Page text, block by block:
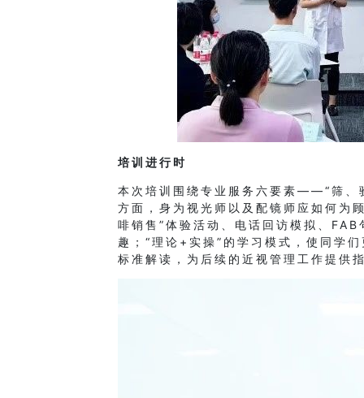
培训进行时
本次培训围绕专业服务六要素——“筛、
方面，身为视光师以及配镜师应如何为
啡销售”体验活动、电话回访模拟、
趣；“理论+实操”的学习模式，使同学
标准解读，为后续的近视管理工作提供